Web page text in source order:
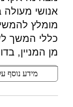
אנושי
מומלץ
כללי המשך
מן המניין,
מידע נוסף